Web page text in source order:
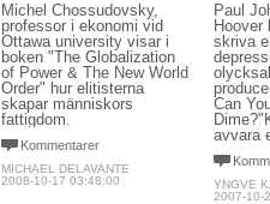
Michel Chossudovsky,
professor i ekonomi vid
Ottawa university visar i
boken "The Globalization
of Power & The New World
Order" hur elitisterna
skapar människors
fattigdom.
Kommentarer
MICHAEL DELAVANTE
2008-10-17 03:48:00
Paul
Hoover
skriva
Can
avvara
YNGVE
2007-10-